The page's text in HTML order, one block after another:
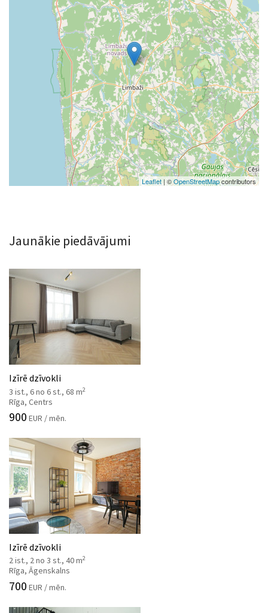
Leaflet | ©OpenStreetMapcontributors
Jaunākie piedāvājumi
Izīrē dzīvokli
3 ist., 6 no 6 st., 68 m2
Rīga, Centrs
900 EUR / mēn.
Izīrē dzīvokli
2 ist., 2 no 3 st., 40 m2
Rīga, Āgenskalns
700 EUR / mēn.